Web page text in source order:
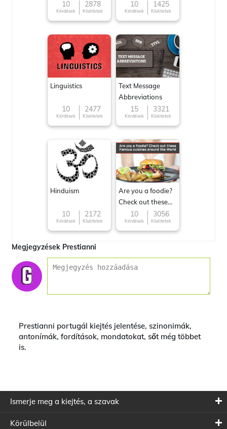
10
Kérdések
2878
Kísérletek
10
Kérdések
1425
Kísérletek
Linguistics
10
Kérdések
2477
Kísérletek
Text Message
Abbreviations
15
Kérdések
3321
Kísérletek
Hinduism
10
Kérdések
2172
Kísérletek
Are you a foodie?
Check out these
Famous cuisines
around the World
10
Kérdések
3056
Kísérletek
Megjegyzések Prestianni
Prestianni portugál kiejtés jelentése, szinonimák,
antonímák, fordítások, mondatokat, sőt még többet
is.
Ismerje meg a kiejtés, a szavak
Körülbelül